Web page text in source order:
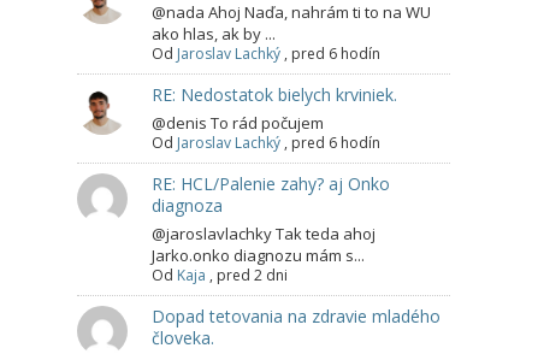
@nada Ahoj Naďa, nahrám ti to na WU
ako hlas, ak by ...
Od Jaroslav Lachký , pred 6 hodín
RE: Nedostatok bielych krviniek.
@denis To rád počujem
Od Jaroslav Lachký , pred 6 hodín
RE: HCL/Palenie zahy? aj Onko
diagnoza
@jaroslavlachky Tak teda ahoj
Jarko.onko diagnozu mám s...
Od Kaja , pred 2 dni
Dopad tetovania na zdravie mladého
človeka.